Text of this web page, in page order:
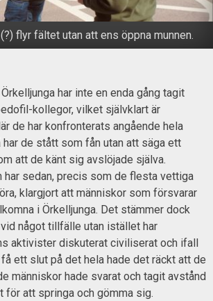
flyr fältet utan att ens öppna munnen.
har inte en enda gång tagit
kollegor, vilket självklart är
de har konfronterats angående hela
de stått som fån utan att säga ett
att de känt sig avslöjade själva.
sedan, precis som de flesta vettiga
klargjort att människor som försvarar
i Örkelljunga. Det stämmer dock
något tillfälle utan istället har
aktivister diskuterat civiliserat och ifall
ett slut på det hela hade det räckt att de
människor hade svarat och tagit avstånd
att springa och gömma sig.